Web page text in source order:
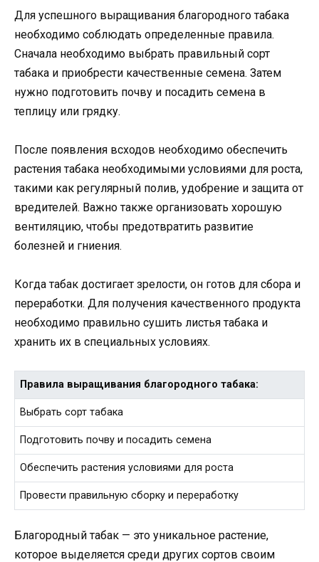
Для успешного выращивания благородного табака
необходимо соблюдать определенные правила.
Сначала необходимо выбрать правильный сорт
табака и приобрести качественные семена. Затем
нужно подготовить почву и посадить семена в
теплицу или грядку.
После появления всходов необходимо обеспечить
растения табака необходимыми условиями для роста,
такими как регулярный полив, удобрение и защита от
вредителей. Важно также организовать хорошую
вентиляцию, чтобы предотвратить развитие
болезней и гниения.
Когда табак достигает зрелости, он готов для сбора и
переработки. Для получения качественного продукта
необходимо правильно сушить листья табака и
хранить их в специальных условиях.
Правила выращивания благородного табака:
Выбрать сорт табака
Подготовить почву и посадить семена
Обеспечить растения условиями для роста
Провести правильную сборку и переработку
Благородный табак — это уникальное растение,
которое выделяется среди других сортов своим